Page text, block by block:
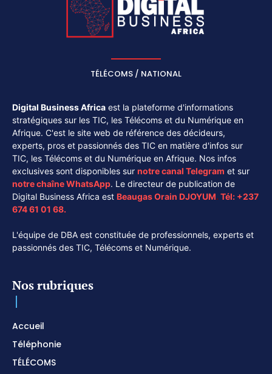
TÉLÉCOMS / NATIONAL
Digital Business Africa est la plateforme d'informations
stratégiques sur les TIC, les Télécoms et du Numérique en
Afrique. C'est le site web de référence des décideurs,
experts, pros et passionnés des TIC en matière d'infos sur
TIC, les Télécoms et du Numérique en Afrique. Nos infos
exclusives sont disponibles sur notre canal Telegram et sur
notre chaîneWhatsApp. Le directeur de publication de
Digital Business Africa est Beaugas Orain DJOYUM. Tél: +237
674 61 01 68.
L'équipe de DBA est constituée de professionnels, experts et
passionnés des TIC, Télécoms et Numérique.
Nos rubriques
Accueil
Téléphonie
TÉLÉCOMS